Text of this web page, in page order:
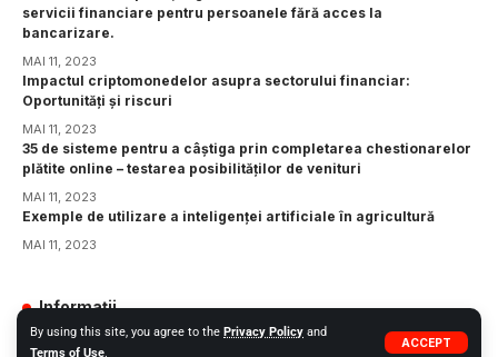
By using this site, you agree to the Privacy Policy and
Terms of Use.
ACCEPT
servicii financiare pentru persoanele fără acces la
bancarizare.
MAI 11, 2023
Impactul criptomonedelor asupra sectorului financiar:
Oportunități și riscuri
MAI 11, 2023
35 de sisteme pentru a câștiga prin completarea chestionarelor
plătite online – testarea posibilităților de venituri
MAI 11, 2023
Exemple de utilizare a inteligenței artificiale în agricultură
MAI 11, 2023
Informații
GDPR